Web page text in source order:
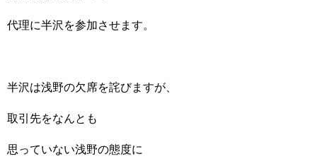
代理に半沢を参加させます。
半沢は浅野の欠席を詫びますが、
取引先をなんとも
思っていない浅野の態度に